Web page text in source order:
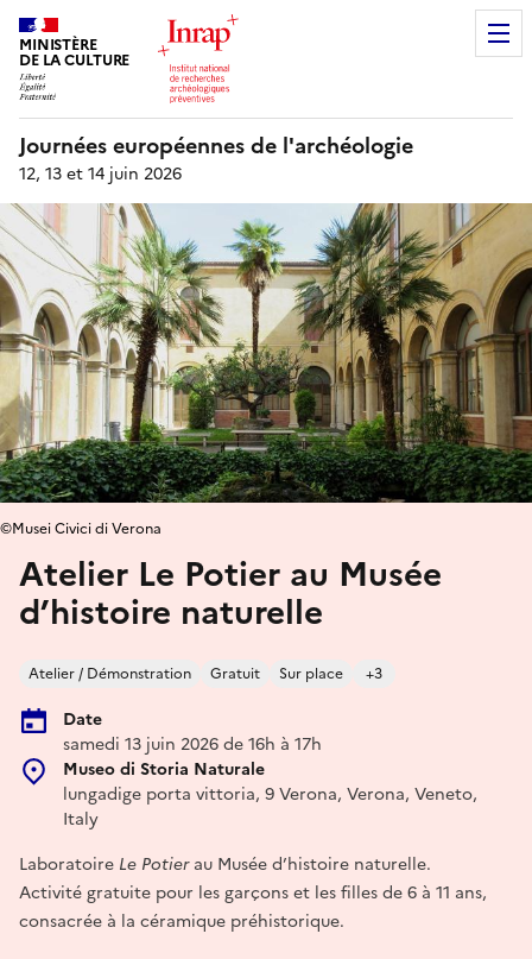
MINISTÈRE
DE LA CULTURE
Journées européennes de l'archéologie
12, 13 et 14 juin 2026
Atelier Le Potier au Musée
d’histoire naturelle
Atelier / Démonstration Gratuit Sur place +3
Date
samedi 13 juin 2026 de 16h à 17h
Museo di Storia Naturale
lungadige porta vittoria, 9 Verona, Verona, Veneto,
Italy
©Musei Civici di Verona
Laboratoire Le Potierau Musée d’histoire naturelle.
Activité gratuite pour les garçons et les filles de 6 à 11 ans,
consacrée à la céramique préhistorique.